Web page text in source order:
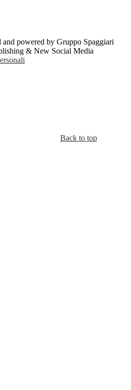
powered by Gruppo Spaggiari
& New Social Media
Back to top